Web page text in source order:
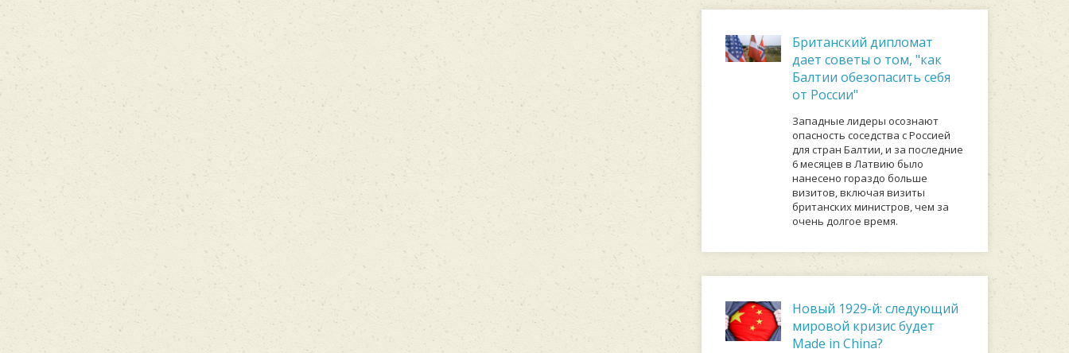
Британский дипломат
дает советы о том, "как
Балтии обезопасить себя
от России"
Западные лидеры осознают
опасность соседства с Россией
для стран Балтии, и за последние
6 месяцев в Латвию было
нанесено гораздо больше
визитов, включая визиты
британских министров, чем за
очень долгое время.
Новый 1929-й: следующий
мировой кризис будет
Made in China?